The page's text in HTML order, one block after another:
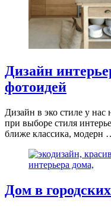
Дизайн
фотоидей
Дизайн в эко стиле у нас
при выборе стиля
ближе классика, модерн
Дом в